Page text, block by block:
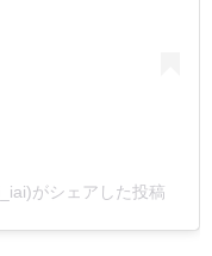
がシェアした投稿